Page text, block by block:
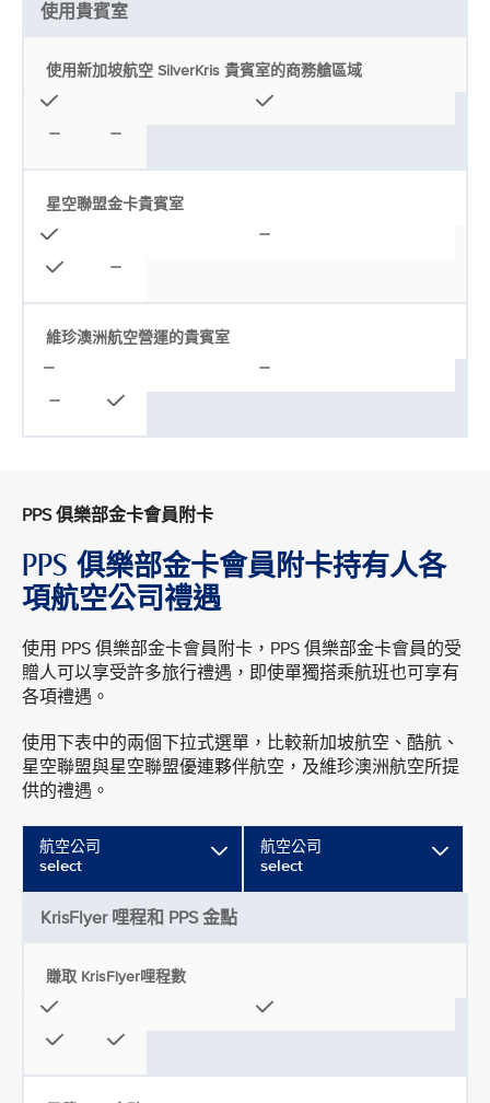
使用貴賓室
使用新加坡航空 SilverKris 貴賓室的商務艙區域
星空聯盟金卡貴賓室
維珍澳洲航空營運的貴賓室
PPS 俱樂部金卡會員附卡
PPS 俱樂部金卡會員附卡持有人各
項航空公司禮遇
使用 PPS 俱樂部金卡會員附卡，PPS 俱樂部金卡會員的受
贈人可以享受許多旅行禮遇，即使單獨搭乘航班也可享有
各項禮遇。
使用下表中的兩個下拉式選單，比較新加坡航空、酷航、
星空聯盟與星空聯盟優連夥伴航空，及維珍澳洲航空所提
供的禮遇。
航空公司
select
航空公司
select
KrisFlyer 哩程和 PPS 金點
賺取 KrisFlyer哩程數